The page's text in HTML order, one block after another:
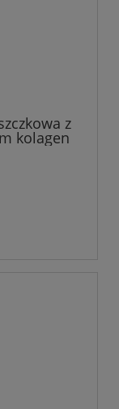
z
kolagen
MDI